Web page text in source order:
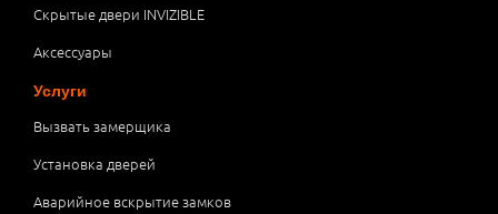
Скрытые двери INVIZIBLE
Аксессуары
Услуги
Вызвать замерщика
Установка дверей
Аварийное вскрытие замков